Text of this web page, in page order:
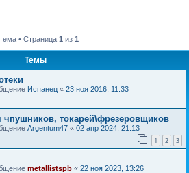
• Страница 1 из 1
Темы
Испанец « 23 ноя 2016, 11:33
чпушников, токарей\фрезеровщиков
Argentum47 « 02 апр 2024, 21:13
1 2 3
metallistspb « 22 ноя 2023, 13:26